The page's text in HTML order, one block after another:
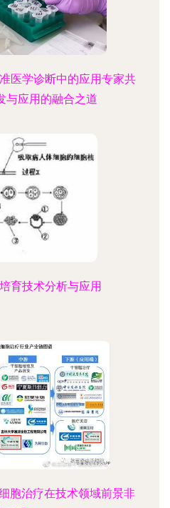
医学诊断中的应用专家共
与应用的融合之道
育技术分析与应用
胞治疗在技术领域前景非